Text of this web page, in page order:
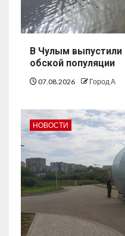
В Чулым
обской популяции
07.08.2026 Город А
НОВОСТИ